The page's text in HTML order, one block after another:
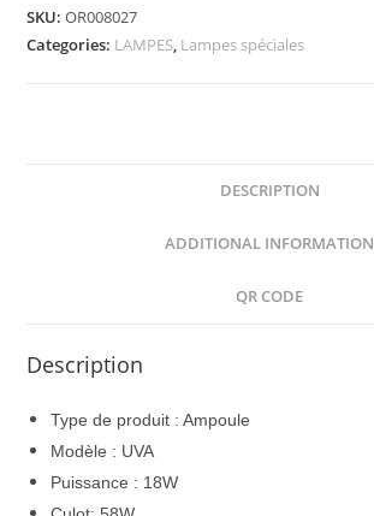
G13
SKU:OR008027
Categories: LAMPES, Lampes spéciales
DESCRIPTION
ADDITIONAL INFORMATION
QR CODE
Description
Type de produit : Ampoule
Modèle : UVA
Puissance : 18W